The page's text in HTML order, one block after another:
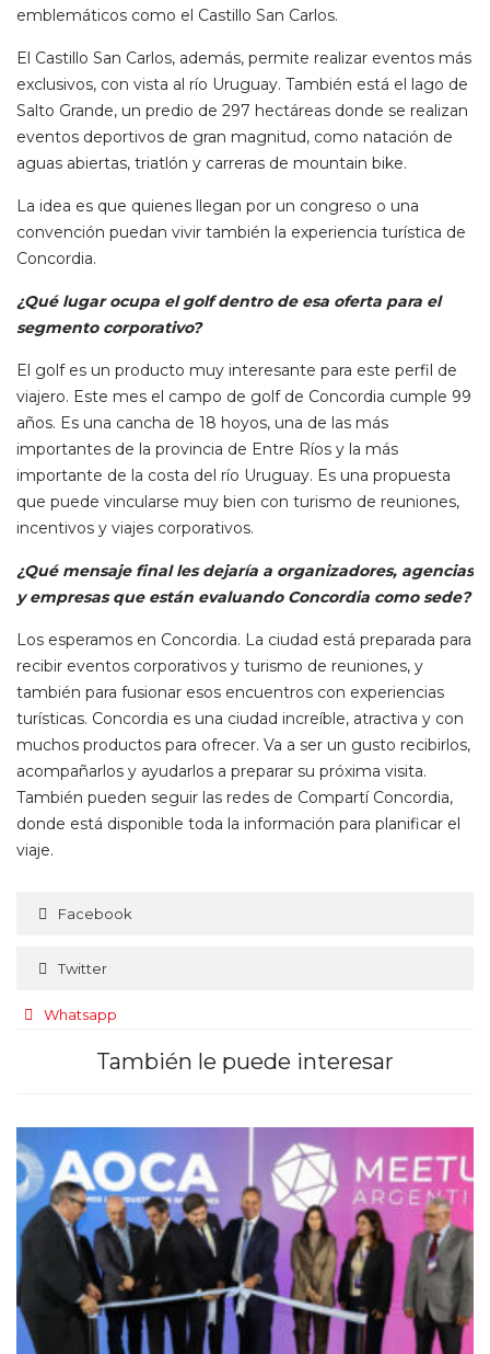
emblemáticos como el Castillo San Carlos.
El Castillo San Carlos, además, permite realizar eventos más
exclusivos, con vista al río Uruguay. También está el lago de
Salto Grande, un predio de 297 hectáreas donde se realizan
eventos deportivos de gran magnitud, como natación de
aguas abiertas, triatlón y carreras de mountain bike.
La idea es que quienes llegan por un congreso o una
convención puedan vivir también la experiencia turística de
Concordia.
¿Qué lugar ocupa el golf dentro de esa oferta para el
segmento corporativo?
El golf es un producto muy interesante para este perfil de
viajero. Este mes el campo de golf de Concordia cumple 99
años. Es una cancha de 18 hoyos, una de las más
importantes de la provincia de Entre Ríos y la más
importante de la costa del río Uruguay. Es una propuesta
que puede vincularse muy bien con turismo de reuniones,
incentivos y viajes corporativos.
¿Qué mensaje final les dejaría a organizadores, agencias
y empresas que están evaluando Concordia como sede?
Los esperamos en Concordia. La ciudad está preparada para
recibir eventos corporativos y turismo de reuniones, y
también para fusionar esos encuentros con experiencias
turísticas. Concordia es una ciudad increíble, atractiva y con
muchos productos para ofrecer. Va a ser un gusto recibirlos,
acompañarlos y ayudarlos a preparar su próxima visita.
También pueden seguir las redes de Compartí Concordia,
donde está disponible toda la información para planificar el
viaje.
Facebook
Twitter
Whatsapp
También le puede interesar